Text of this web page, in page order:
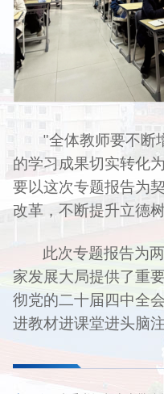
"全体教师要不断
的学习成果切实转化
要以这次专题报告为
改革，不断提升立德
此次专题报告为
家发展大局提供了重
彻党的二十届四中全
进教材进课堂进头脑